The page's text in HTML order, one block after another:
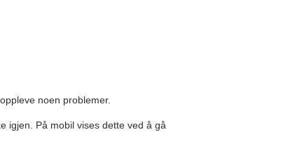
noen problemer.
igjen. På mobil vises dette ved å gå